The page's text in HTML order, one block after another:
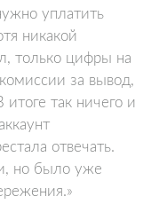
уплатить
никакой
только цифры на
за вывод,
так ничего и
отвечать.
но было уже